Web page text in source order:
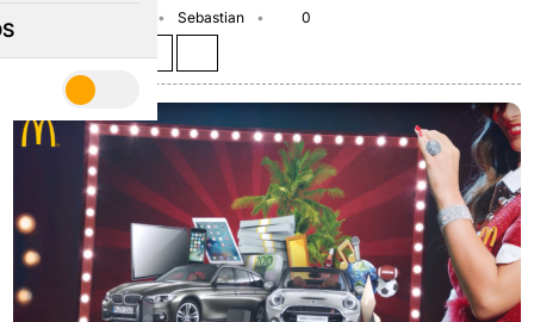
Sebastian
0